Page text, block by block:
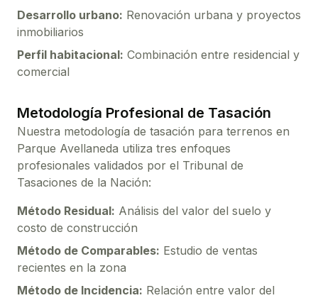
Desarrollo urbano: Renovación urbana y proyectos
inmobiliarios
Perfil habitacional: Combinación entre residencial y
comercial
Metodología Profesional de Tasación
Nuestra metodología de tasación para terrenos en
Parque Avellaneda utiliza tres enfoques
profesionales validados por el Tribunal de
Tasaciones de la Nación:
Método Residual: Análisis del valor del suelo y
costo de construcción
Método de Comparables: Estudio de ventas
recientes en la zona
Método de Incidencia: Relación entre valor del